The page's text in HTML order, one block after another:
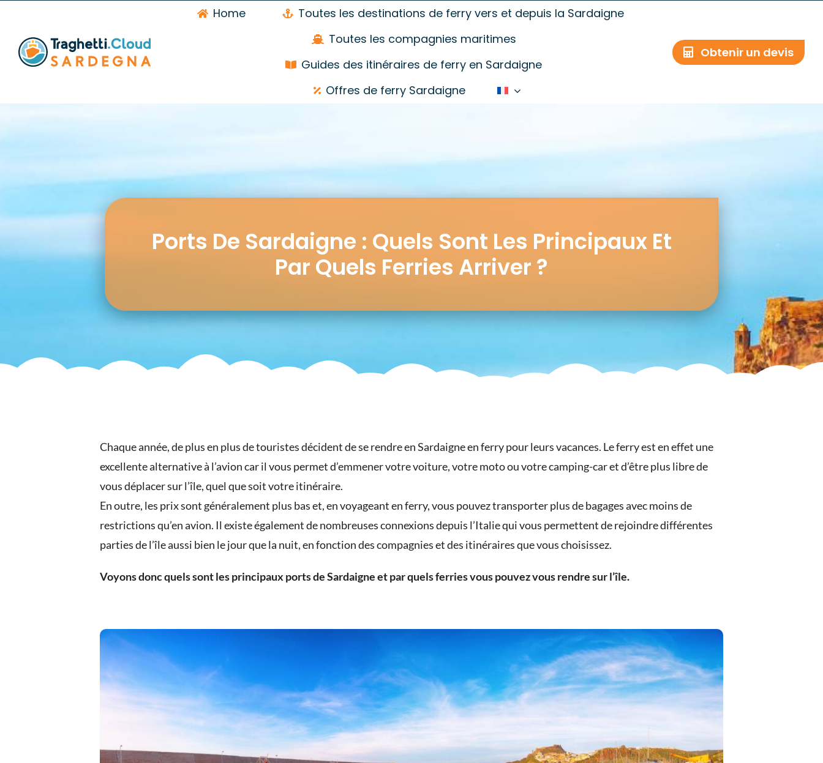
content
Home
Toutes les destinations de ferry vers et depuis la Sardaigne
Toutes les compagnies maritimes
Guides des itinéraires de ferry en Sardaigne
Offres de ferry Sardaigne
Obtenir un devis
Ports De Sardaigne : Quels Sont Les Principaux Et
Par Quels Ferries Arriver ?
Chaque année, de plus en plus de touristes décident de se rendre en Sardaigne en ferry pour leurs vacances. Le ferry est en effet une
excellente alternative à l’avion car il vous permet d’emmener votre voiture, votre moto ou votre camping-car et d’être plus libre de
vous déplacer sur l’île, quel que soit votre itinéraire.
En outre, les prix sont généralement plus bas et, en voyageant en ferry, vous pouvez transporter plus de bagages avec moins de
restrictions qu’en avion. Il existe également de nombreuses connexions depuis l’Italie qui vous permettent de rejoindre différentes
parties de l’île aussi bien le jour que la nuit, en fonction des compagnies et des itinéraires que vous choisissez.
Voyons donc quels sont les principaux ports de Sardaigne et par quels ferries vous pouvez vous rendre sur l’île.